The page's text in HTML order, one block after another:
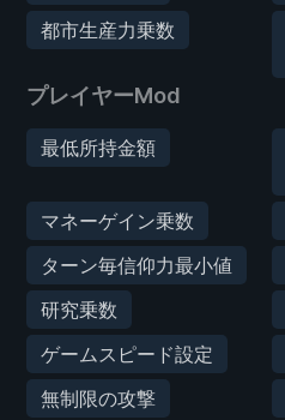
都市生産力乗数
プレイヤーMod
最低所持金額
マネーゲイン乗数
ターン毎信仰力最小値
研究乗数
ゲームスピード設定
無制限の攻撃